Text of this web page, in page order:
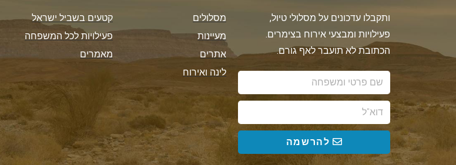
ותקבלו עדכונים על מסלולי טיול,
פעילויות ומבצעי אירוח בצימרים.
הכתובת לא תועבר לאף גורם.
להרשמה
מסלולים
מעיינות
אתרים
לינה ואירוח
קטעים בשביל ישראל
פעילויות לכל המשפחה
מאמרים